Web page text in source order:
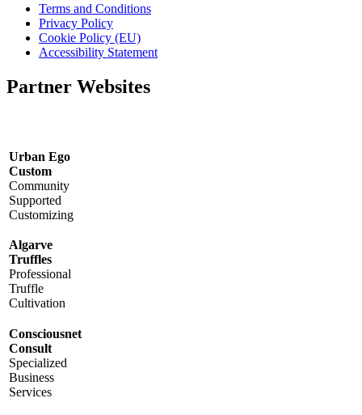
Terms and Conditions
Privacy Policy
Cookie Policy (EU)
Accessibility Statement
Partner Websites
Urban Ego
Custom
Community
Supported
Customizing
Algarve
Truffles
Professional
Truffle
Cultivation
Consciousnet
Consult
Specialized
Business
Services